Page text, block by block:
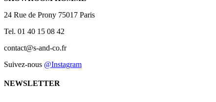
24 Rue de Prony 75017 Paris
Tel. 01 40 15 08 42
contact@s-and-co.fr
Suivez-nous @Instagram
NEWSLETTER